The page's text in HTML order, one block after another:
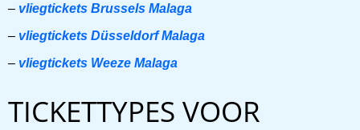
– vliegtickets Brussels Malaga
– vliegtickets Düsseldorf Malaga
– vliegtickets Weeze Malaga
TICKETTYPES VOOR